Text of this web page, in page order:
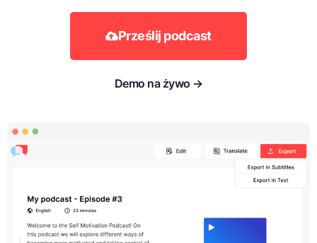
Prześlij podcast
Demo na żywo →